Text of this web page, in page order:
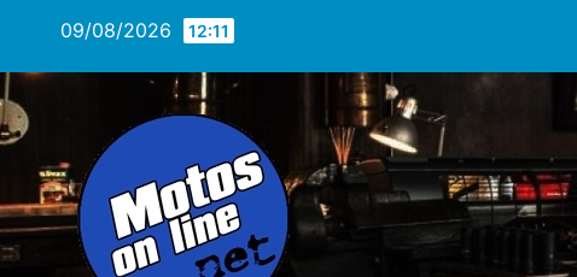
contenido
09/08/2026 12:11